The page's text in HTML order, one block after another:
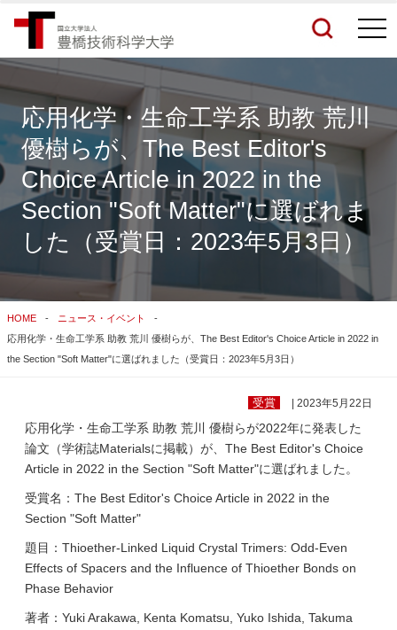
検索結果をもっと見る
関連サイトすべてを検索する
応用化学・生命工学系 助教 荒川
優樹らが、The Best Editor's
Choice Article in 2022 in the
Section "Soft Matter"に選ばれま
した（受賞日：2023年5月3日）
HOME
ニュース・イベント
応用化学・生命工学系 助教 荒川 優樹らが、The Best Editor's Choice Article in 2022 in
the Section "Soft Matter"に選ばれました（受賞日：2023年5月3日）
受賞 | 2023年5月22日
応用化学・生命工学系 助教 荒川 優樹らが2022年に発表した
論文（学術誌Materialsに掲載）が、The Best Editor's Choice
Article in 2022 in the Section "Soft Matter"に選ばれました。
受賞名：The Best Editor's Choice Article in 2022 in the
Section "Soft Matter"
題目：Thioether-Linked Liquid Crystal Trimers: Odd-Even
Effects of Spacers and the Influence of Thioether Bonds on
Phase Behavior
著者：Yuki Arakawa, Kenta Komatsu, Yuko Ishida, Takuma